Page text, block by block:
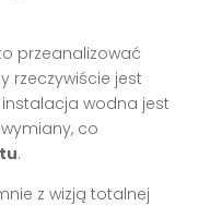
przeanalizować
rzeczywiście jest
instalacja wodna jest
co
.
z wizją totalnej